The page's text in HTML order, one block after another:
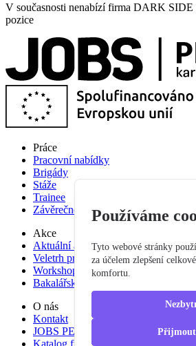
V současnosti nenabízí firma DARK SIDE
pozice
Práce
Pracovní nabídky
Brigády
Stáže
Trainee
Závěrečné práce
Akce
Aktuální akce
Veletrh pracovních příležitostí
Workshop studium pro praxi
Bakalářská praxe
O nás
Kontakt
JOBS PEF
Katalog firem
Používáme
Tyto webové stránky
za účelem zlepšení
komfortu.
Přijmout